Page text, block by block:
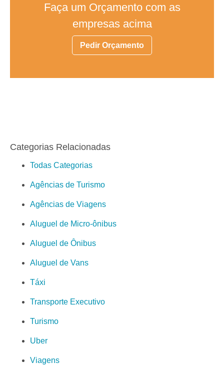
Faça um Orçamento com as
empresas acima
Pedir Orçamento
Categorias Relacionadas
Todas Categorias
Agências de Turismo
Agências de Viagens
Aluguel de Micro-ônibus
Aluguel de Ônibus
Aluguel de Vans
Táxi
Transporte Executivo
Turismo
Uber
Viagens